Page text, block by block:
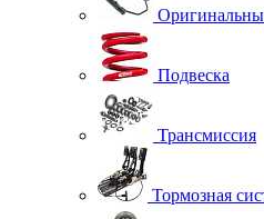
Подвеска
Трансмиссия
Тормозная